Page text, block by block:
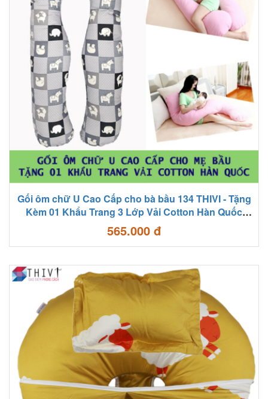
Gối ôm chữ U Cao Cấp cho bà bầu 134 THIVI - Tặng
Kèm 01 Khẩu Trang 3 Lớp Vải Cotton Hàn Quốc
Chống Bụi Bẩn, Vi Khuẩn
565.000 đ